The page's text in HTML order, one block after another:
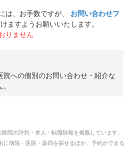
は、お手数ですが、
お問い合わせフ
ますようお願いいたします。
りません
院への個別のお問い合わせ・紹介な
医院の評判・求人・転職情報を掲載しています。
に病院・医院・薬局を探せるほか、予約ができる